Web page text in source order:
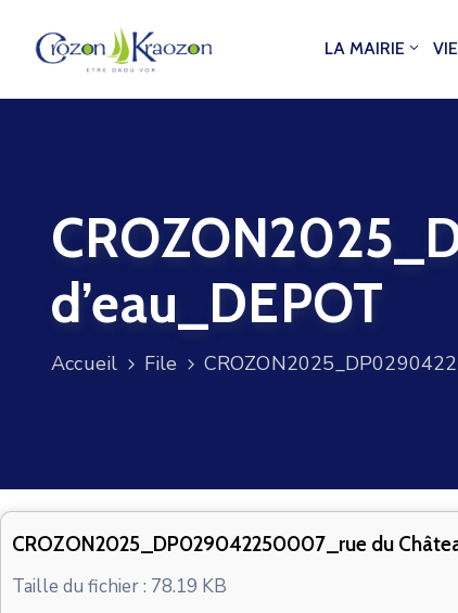
LA MAIRIE
d’eau_DEPOT
Accueil File
CROZON2025_DP029042250007_rue du
Taille du fichier : 78.19 KB